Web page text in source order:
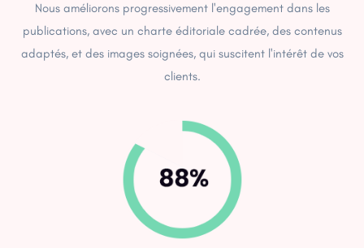
Nous améliorons progressivement l'engagement dans les
publications, avec un charte éditoriale cadrée, des contenus
adaptés, et des images soignées, qui suscitent l'intérêt de vos
clients.